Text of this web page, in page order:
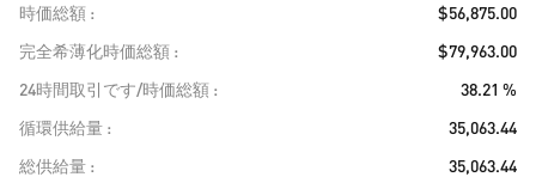
時価総額
$56,875.00
完全希薄化時価総額
$79,963.00
24時間取引です/時価総額
38.21 %
循環供給量
35,063.44
総供給量
35,063.44